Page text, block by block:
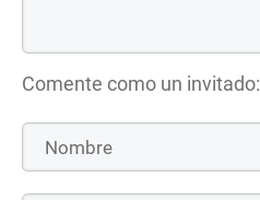
Comente como un invitado: